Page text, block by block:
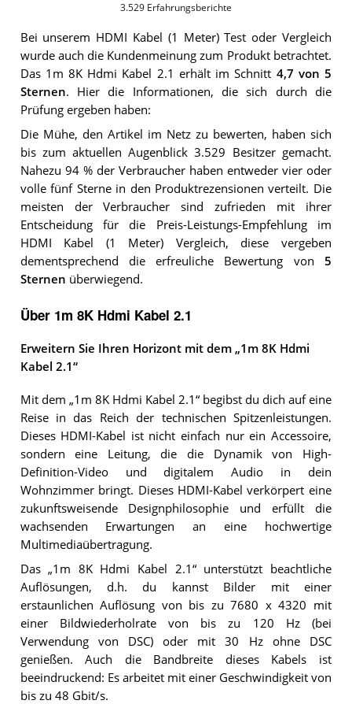
3.529 Erfahrungsberichte
Bei unserem HDMI Kabel (1 Meter)Test oder Vergleich
wurde auch die Kundenmeinung zum Produkt betrachtet.
Das 1m 8K Hdmi Kabel 2.1 erhält im Schnitt 4,7 von 5
Sternen. Hier die Informationen, die sich durch die
Prüfung ergeben haben:
Die Mühe, den Artikel im Netz zu bewerten, haben sich
bis zum aktuellen Augenblick 3.529 Besitzer gemacht.
Nahezu 94 % der Verbraucher haben entweder vier oder
volle fünf Sterne in den Produktrezensionen verteilt. Die
meisten der Verbraucher sind zufrieden mit ihrer
Entscheidung für die Preis-Leistungs-Empfehlung im
HDMI Kabel (1 Meter) Vergleich, diese vergeben
dementsprechend die erfreuliche Bewertung von 5
Sternen überwiegend.
Über 1m 8K Hdmi Kabel 2.1
Erweitern Sie Ihren Horizont mit dem „1m 8K Hdmi
Kabel 2.1“
Mit dem „1m 8K Hdmi Kabel 2.1“ begibst du dich auf eine
Reise in das Reich der technischen Spitzenleistungen.
Dieses HDMI-Kabel ist nicht einfach nur ein Accessoire,
sondern eine Leitung, die die Dynamik von High-
Definition-Video und digitalem Audio in dein
Wohnzimmer bringt. Dieses HDMI-Kabel verkörpert eine
zukunftsweisende Designphilosophie und erfüllt die
wachsenden Erwartungen an eine hochwertige
Multimediaübertragung.
Das „1m 8K Hdmi Kabel 2.1“ unterstützt beachtliche
Auflösungen, d.h. du kannst Bilder mit einer
erstaunlichen Auflösung von bis zu 7680 x 4320 mit
einer Bildwiederholrate von bis zu 120 Hz (bei
Verwendung von DSC) oder mit 30 Hz ohne DSC
genießen. Auch die Bandbreite dieses Kabels ist
beeindruckend: Es arbeitet mit einer Geschwindigkeit von
bis zu 48 Gbit/s.